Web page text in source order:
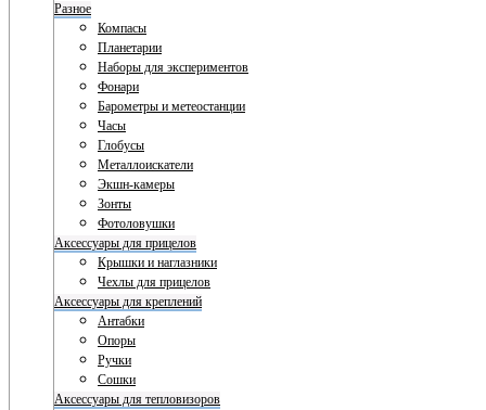
Разное
Компасы
Планетарии
Наборы для экспериментов
Фонари
Барометры и метеостанции
Часы
Глобусы
Металлоискатели
Экшн-камеры
Зонты
Фотоловушки
Аксессуары для прицелов
Крышки и наглазники
Чехлы для прицелов
Аксессуары для креплений
Антабки
Опоры
Ручки
Сошки
Аксессуары для тепловизоров